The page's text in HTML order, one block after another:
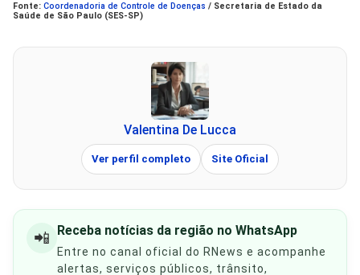
Fonte: Coordenadoria de Controle de Doenças / Secretaria de Estado da
Saúde de São Paulo (SES-SP)
Valentina De Lucca
Ver perfil completo Site Oficial
📲 Receba notícias da região no WhatsApp
Entre no canal oficial do RNews e acompanhe
alertas, serviços públicos, trânsito,